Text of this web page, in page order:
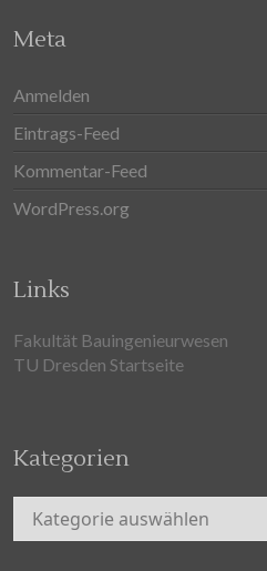
Meta
Anmelden
Eintrags-Feed
Kommentar-Feed
WordPress.org
Links
Fakultät Bauingenieurwesen
TU Dresden Startseite
Kategorien
Kategorien